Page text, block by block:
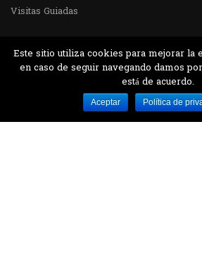
Visitas Guiadas
Desarrollado por MJTEC.
Este sitio utiliza cookies para mejorar la
en caso de seguir navegando damos
está de acuerdo.
Aceptar Política de